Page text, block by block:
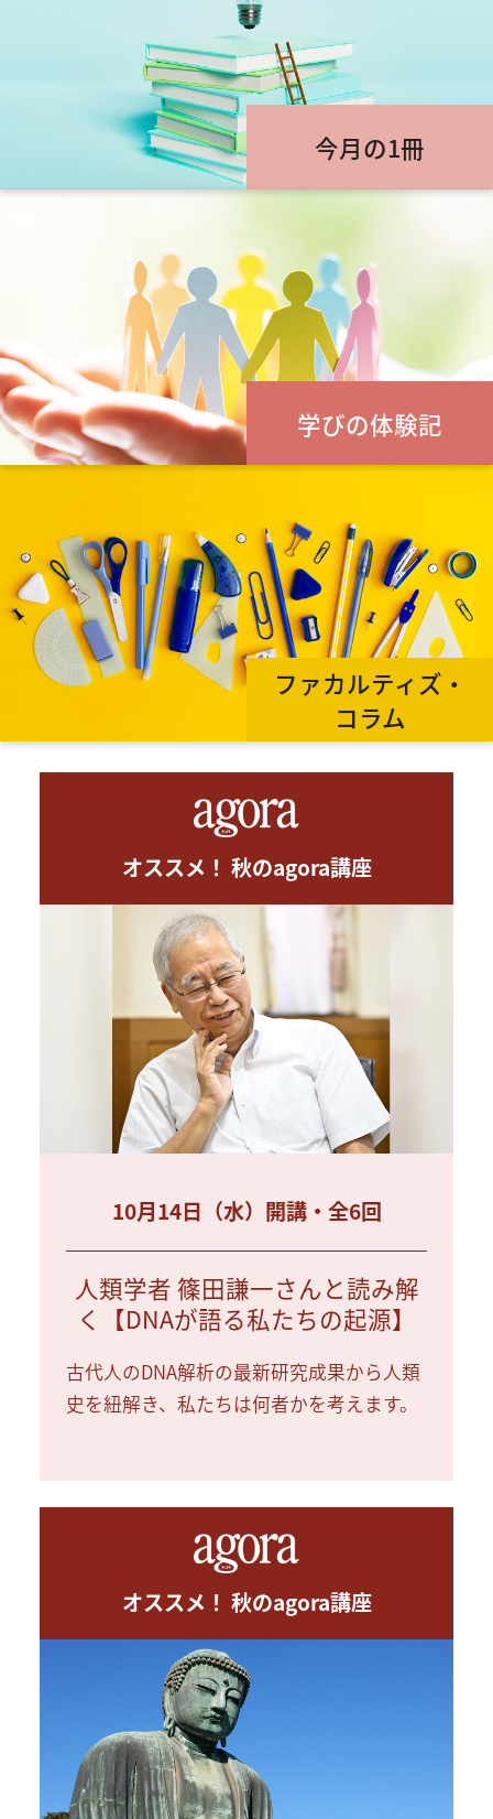
今月の1冊
学びの体験記
ファカルティズ・
コラム
オススメ！ 秋のagora講座
10月14日（水）開講・全6回
人類学者 篠田謙一さんと読み解
く【DNAが語る私たちの起源】
古代人のDNA解析の最新研究成果から人類
史を紐解き、私たちは何者かを考えます。
オススメ！ 秋のagora講座